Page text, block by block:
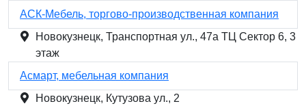
АСК-Мебель, торгово-производственная компания
Новокузнецк, Транспортная ул., 47а ТЦ Сектор 6, 3
этаж
Асмарт, мебельная компания
Новокузнецк, Кутузова ул., 2